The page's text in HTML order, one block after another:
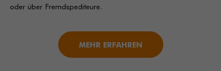
oder über Fremdspediteure.
MEHR ERFAHREN